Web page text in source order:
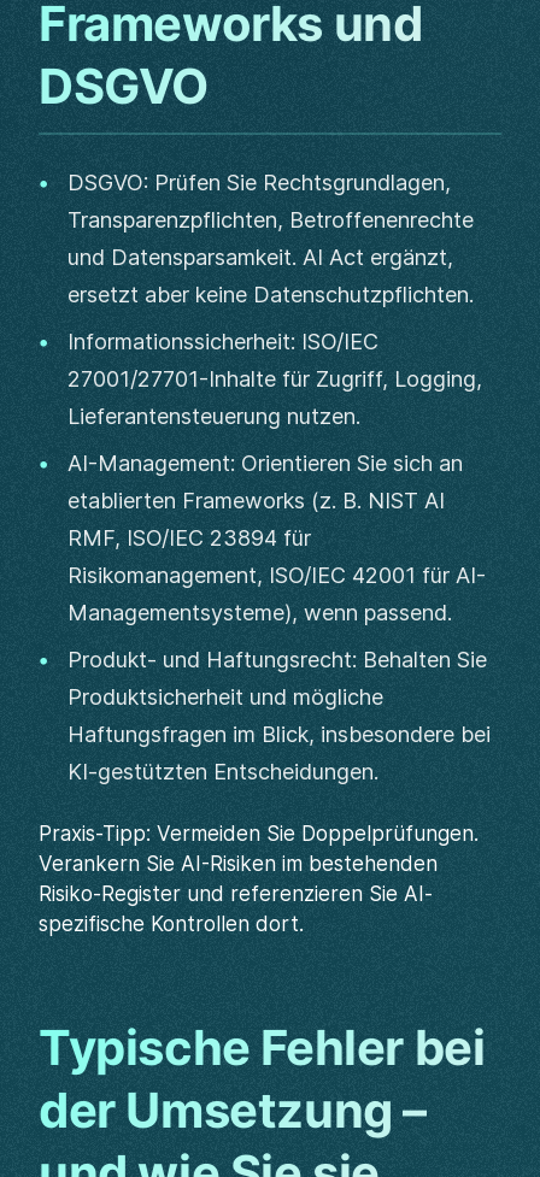
Frameworks und
DSGVO
DSGVO: Prüfen Sie Rechtsgrundlagen,
Transparenzpflichten, Betroffenenrechte
und Datensparsamkeit. AI Act ergänzt,
ersetzt aber keine Datenschutzpflichten.
Informationssicherheit: ISO/IEC
27001/27701-Inhalte für Zugriff, Logging,
Lieferantensteuerung nutzen.
AI-Management: Orientieren Sie sich an
etablierten Frameworks (z. B. NIST AI
RMF, ISO/IEC 23894 für
Risikomanagement, ISO/IEC 42001 für AI-
Managementsysteme), wenn passend.
Produkt- und Haftungsrecht: Behalten Sie
Produktsicherheit und mögliche
Haftungsfragen im Blick, insbesondere bei
KI-gestützten Entscheidungen.
Praxis-Tipp: Vermeiden Sie Doppelprüfungen.
Verankern Sie AI-Risiken im bestehenden
Risiko-Register und referenzieren Sie AI-
spezifische Kontrollen dort.
Typische Fehler bei
der Umsetzung –